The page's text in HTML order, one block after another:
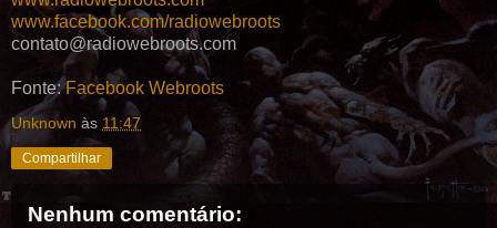
www.facebook.com/radiowebroots
contato@radiowebroots.com
Fonte:Facebook Webroots
Unknown às 11:47
Compartilhar
Nenhum comentário: